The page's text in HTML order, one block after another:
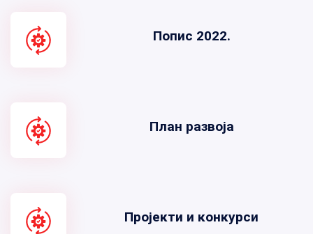
Попис 2022.
План развоја
Пројекти и конкурси